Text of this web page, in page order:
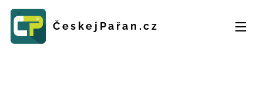
ČeskejPařan.cz